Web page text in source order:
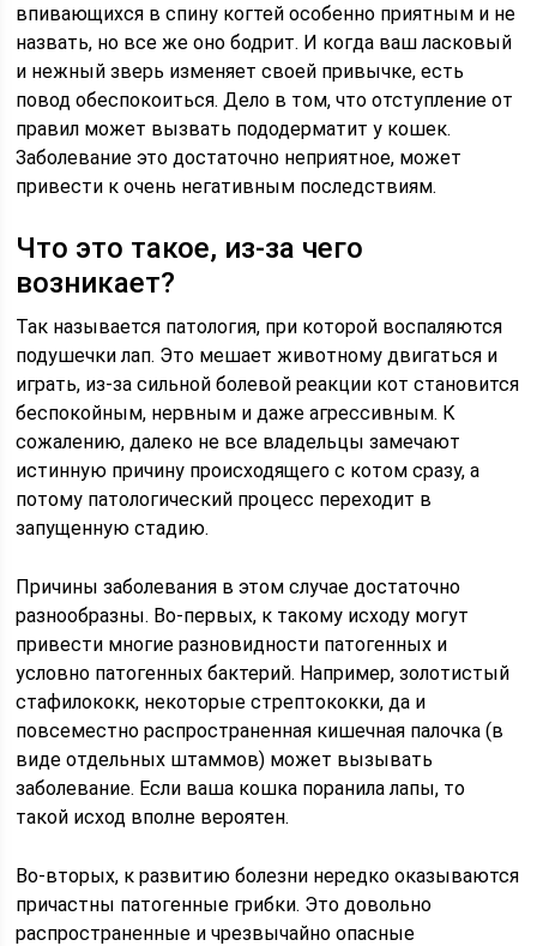
впивающихся в спину когтей особенно приятным и не
назвать, но все же оно бодрит. И когда ваш ласковый
и нежный зверь изменяет своей привычке, есть
повод обеспокоиться. Дело в том, что отступление от
правил может вызвать пододерматит у кошек.
Заболевание это достаточно неприятное, может
привести к очень негативным последствиям.
Что это такое, из-за чего
возникает?
Так называется патология, при которой воспаляются
подушечки лап. Это мешает животному двигаться и
играть, из-за сильной болевой реакции кот становится
беспокойным, нервным и даже агрессивным. К
сожалению, далеко не все владельцы замечают
истинную причину происходящего с котом сразу, а
потому патологический процесс переходит в
запущенную стадию.
Причины заболевания в этом случае достаточно
разнообразны. Во-первых, к такому исходу могут
привести многие разновидности патогенных и
условно патогенных бактерий. Например, золотистый
стафилококк, некоторые стрептококки, да и
повсеместно распространенная кишечная палочка (в
виде отдельных штаммов) может вызывать
заболевание. Если ваша кошка поранила лапы, то
такой исход вполне вероятен.
Во-вторых, к развитию болезни нередко оказываются
причастны патогенные грибки. Это довольно
распространенные и чрезвычайно опасные